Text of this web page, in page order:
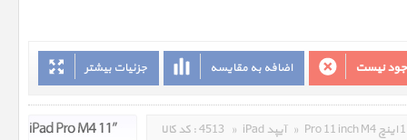
جزئیات بیشتر اضافه به مقایسه نیست
کد کالا : 4513 » iPad آیپد »